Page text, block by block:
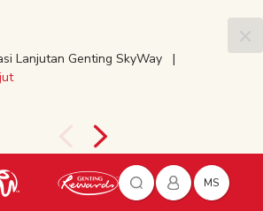
Lanjutan Genting SkyWay |
MS